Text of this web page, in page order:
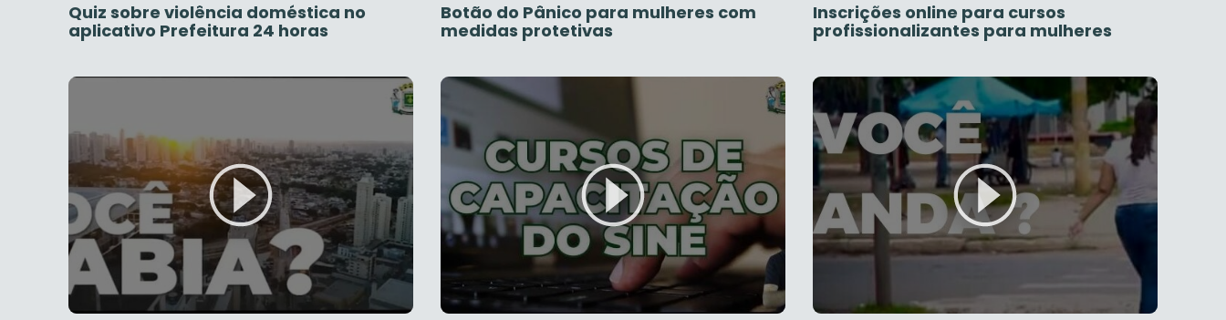
Quiz sobre violência doméstica no
aplicativo Prefeitura 24 horas
Botão do Pânico para mulheres com
medidas protetivas
Inscrições online para cursos
profissionalizantes para mulheres